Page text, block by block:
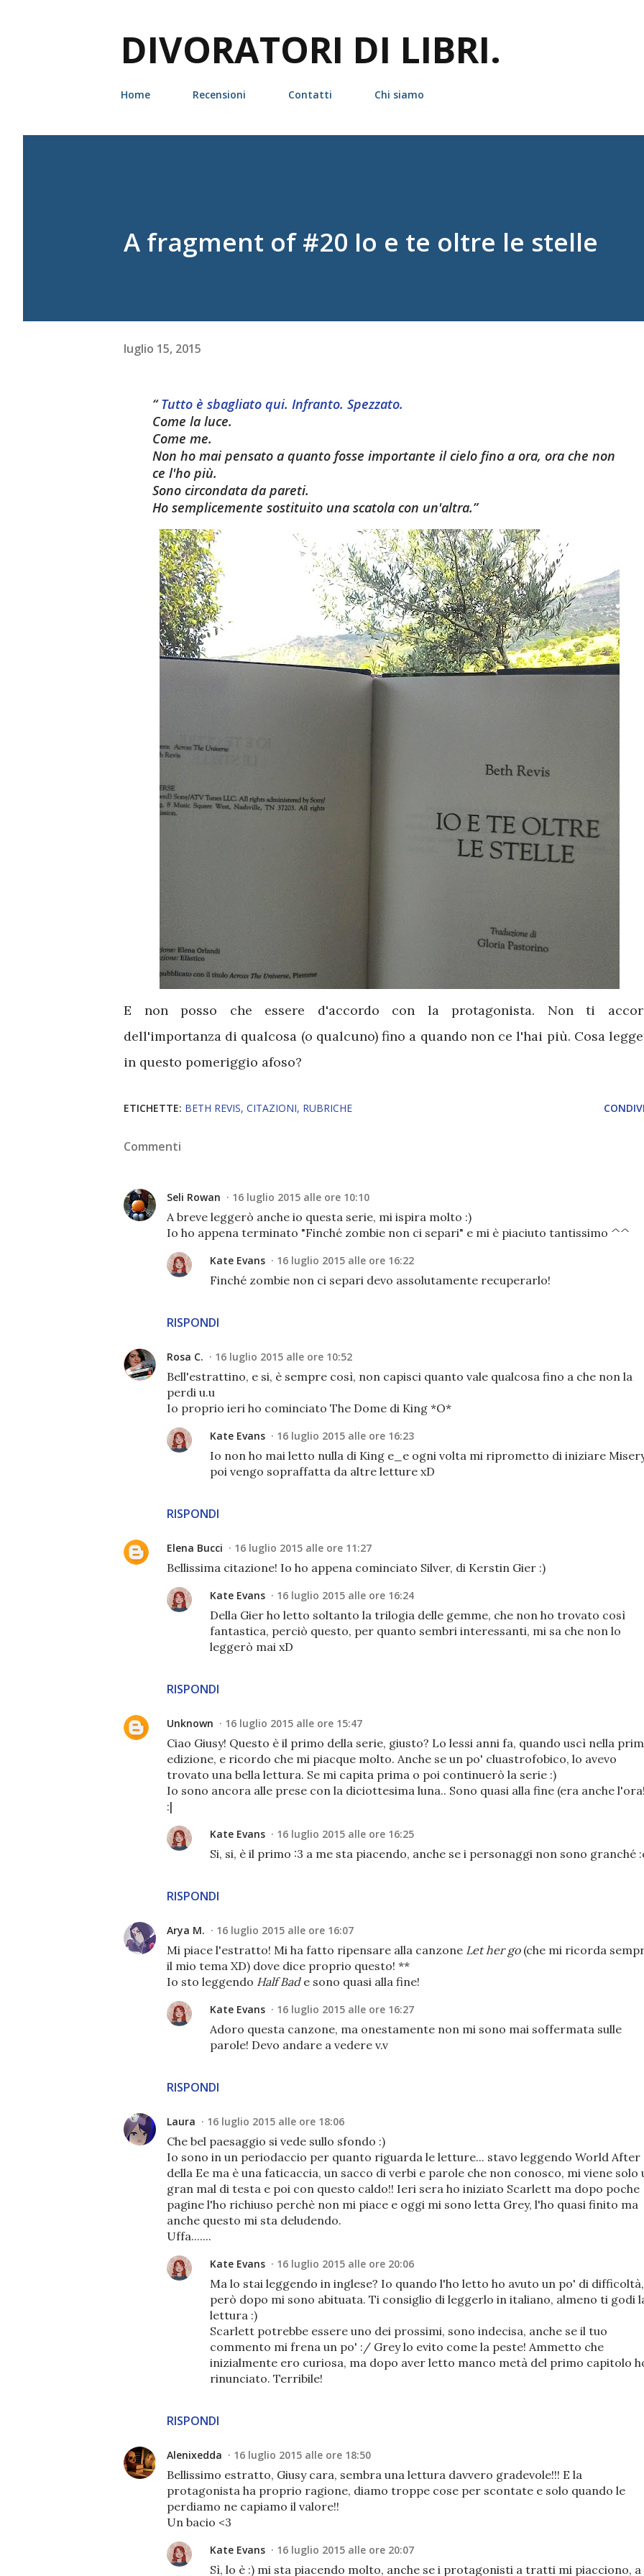
DIVORATORI DI LIBRI.
Home Recensioni Contatti Chi siamo
A fragment of #20 Io e te oltre le stelle
luglio 15, 2015
Tutto è sbagliato qui. Infranto. Spezzato.
Come la luce.
Come me.
Non ho mai pensato a quanto fosse importante il cielo fino a ora, ora che non
ce l'ho più.
Sono circondata da pareti.
Ho semplicemente sostituito una scatola con un'altra.
E non posso che essere d'accordo con la protagonista. Non ti
dell'importanza di qualcosa (o qualcuno) fino a quando non ce l'hai più. Cosa
in questo pomeriggio afoso?
ETICHETTE: BETH REVIS CITAZIONI RUBRICHE
Commenti
Seli Rowan 16 luglio 2015 alle ore 10:10
A breve leggerò anche io questa serie, mi ispira molto :)
Io ho appena terminato "Finché zombie non ci separi" e mi è piaciuto tantissimo ^^
RISPONDI
Kate Evans 16 luglio 2015 alle ore 16:22
Finché zombie non ci separi devo assolutamente recuperarlo!
Rosa C. 16 luglio 2015 alle ore 10:52
Bell'estrattino, e si, è sempre così, non capisci quanto vale qualcosa fino a che non la
perdi u.u
Io proprio ieri ho cominciato The Dome di King *O*
RISPONDI
Kate Evans 16 luglio 2015 alle ore 16:23
Io non ho mai letto nulla di King e_e ogni volta mi riprometto di iniziare
poi vengo sopraffatta da altre letture xD
Elena Bucci 16 luglio 2015 alle ore 11:27
Bellissima citazione! Io ho appena cominciato Silver, di Kerstin Gier :)
RISPONDI
Kate Evans 16 luglio 2015 alle ore 16:24
Della Gier ho letto soltanto la trilogia delle gemme, che non ho trovato così
fantastica, perciò questo, per quanto sembri interessanti, mi sa che non lo
leggerò mai xD
Unknown 16 luglio 2015 alle ore 15:47
Ciao Giusy! Questo è il primo della serie, giusto? Lo lessi anni fa, quando uscì nella
edizione, e ricordo che mi piacque molto. Anche se un po' cluastrofobico, lo avevo
trovato una bella lettura. Se mi capita prima o poi continuerò la serie :)
Io sono ancora alle prese con la diciottesima luna.. Sono quasi alla fine (era anche
:|
RISPONDI
Kate Evans 16 luglio 2015 alle ore 16:25
Si, si, è il primo :3 a me sta piacendo, anche se i personaggi non sono granché
Arya M. 16 luglio 2015 alle ore 16:07
Mi piace l'estratto! Mi ha fatto ripensare alla canzone Let her go(che mi ricorda
il mio tema XD) dove dice proprio questo! **
Io sto leggendo Half Bade sono quasi alla fine!
RISPONDI
Kate Evans 16 luglio 2015 alle ore 16:27
Adoro questa canzone, ma onestamente non mi sono mai soffermata sulle
parole! Devo andare a vedere v.v
Laura 16 luglio 2015 alle ore 18:06
Che bel paesaggio si vede sullo sfondo :)
Io sono in un periodaccio per quanto riguarda le letture... stavo leggendo World After
della Ee ma è una faticaccia, un sacco di verbi e parole che non conosco, mi viene solo
gran mal di testa e poi con questo caldo!! Ieri sera ho iniziato Scarlett ma dopo poche
pagine l'ho richiuso perchè non mi piace e oggi mi sono letta Grey, l'ho quasi finito ma
anche questo mi sta deludendo.
Uffa.......
RISPONDI
Kate Evans 16 luglio 2015 alle ore 20:06
Ma lo stai leggendo in inglese? Io quando l'ho letto ho avuto un po' di difficoltà,
però dopo mi sono abituata. Ti consiglio di leggerlo in italiano, almeno ti godi
lettura :)
Scarlett potrebbe essere uno dei prossimi, sono indecisa, anche se il tuo
commento mi frena un po' :/ Grey lo evito come la peste! Ammetto che
inizialmente ero curiosa, ma dopo aver letto manco metà del primo capitolo
rinunciato. Terribile!
Alenixedda 16 luglio 2015 alle ore 18:50
Bellissimo estratto, Giusy cara, sembra una lettura davvero gradevole!!! E la
protagonista ha proprio ragione, diamo troppe cose per scontate e solo quando le
perdiamo ne capiamo il valore!!
Un bacio <3
Kate Evans 16 luglio 2015 alle ore 20:07
Sì, lo è :) mi sta piacendo molto, anche se i protagonisti a tratti mi piacciono, a